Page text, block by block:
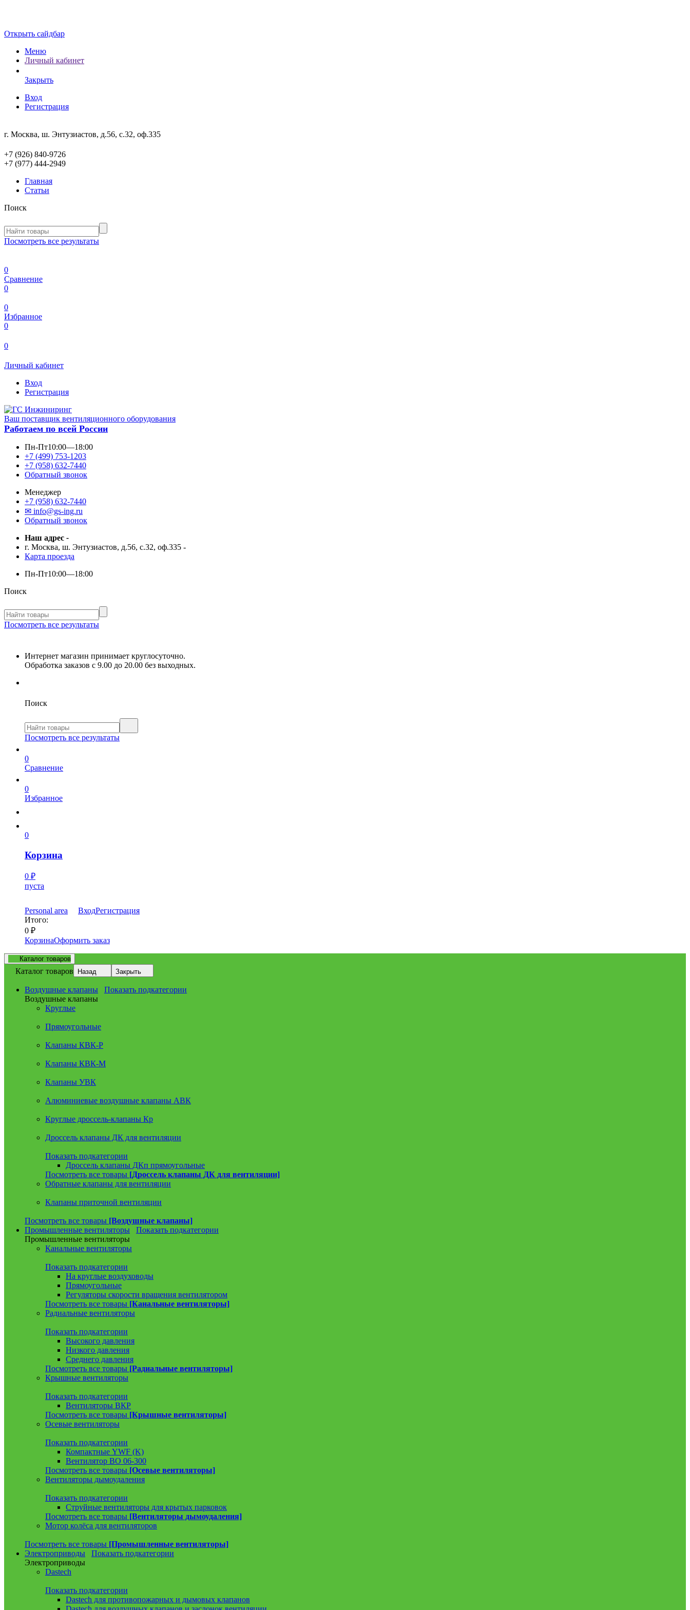
Открыть сайдбар
Меню
Личный кабинет
Закрыть
Вход
Регистрация
г. Москва, ш. Энтузиастов, д.56, с.32, оф.335
+7 (926) 840-9726
+7 (977) 444-2949
Главная
Статьи
Поиск
Посмотреть все результаты
0
Сравнение
0
0
Избранное
0
0
Личный кабинет
Вход
Регистрация
Ваш поставщик вентиляционного оборудования
Работаем по всей России
Пн-Пт10:00—18:00
+7 (499) 753-1203
+7 (958) 632-7440
Обратный звонок
Менеджер
+7 (958) 632-7440
✉ info@gs-ing.ru
Обратный звонок
Наш адрес -
г. Москва, ш. Энтузиастов, д.56, с.32, оф.335 -
Карта проезда
Пн-Пт10:00—18:00
Поиск
Посмотреть все результаты
Интернет магазин принимает круглосуточно.
Обработка заказов с 9.00 до 20.00 без выходных.
Поиск
Посмотреть все результаты
0
Сравнение
0
Избранное
0
Корзина
0 ₽
пуста
Personal area ВходРегистрация
Итого:
0 ₽
КорзинаОформить заказ
Каталог товаров
Каталог товаров Назад Закрыть
Воздушные клапаны
Показать подкатегории
Воздушные клапаны
Круглые
Прямоугольные
Клапаны КВК-Р
Клапаны КВК-М
Клапаны УВК
Алюминиевые воздушные клапаны АВК
Круглые дроссель-клапаны Кр
Дроссель клапаны ДК для вентиляции
Показать подкатегории
Дроссель клапаны ДКп прямоугольные
Посмотреть все товары [Дроссель клапаны ДК для вентиляции]
Обратные клапаны для вентиляции
Клапаны приточной вентиляции
Посмотреть все товары [Воздушные клапаны]
Промышленные вентиляторы
Показать подкатегории
Промышленные вентиляторы
Канальные вентиляторы
Показать подкатегории
На круглые воздуховоды
Прямоугольные
Регуляторы скорости вращения вентилятором
Посмотреть все товары [Канальные вентиляторы]
Радиальные вентиляторы
Показать подкатегории
Высокого давления
Низкого давления
Среднего давления
Посмотреть все товары [Радиальные вентиляторы]
Крышные вентиляторы
Показать подкатегории
Вентиляторы ВКР
Посмотреть все товары [Крышные вентиляторы]
Осевые вентиляторы
Показать подкатегории
Компактные YWF (K)
Вентилятор ВО 06-300
Посмотреть все товары [Осевые вентиляторы]
Вентиляторы дымоудаления
Показать подкатегории
Струйные вентиляторы для крытых парковок
Посмотреть все товары [Вентиляторы дымоудаления]
Мотор колёса для вентиляторов
Посмотреть все товары [Промышленные вентиляторы]
Электроприводы
Показать подкатегории
Электроприводы
Dastech
Показать подкатегории
Dastech для противопожарных и дымовых клапанов